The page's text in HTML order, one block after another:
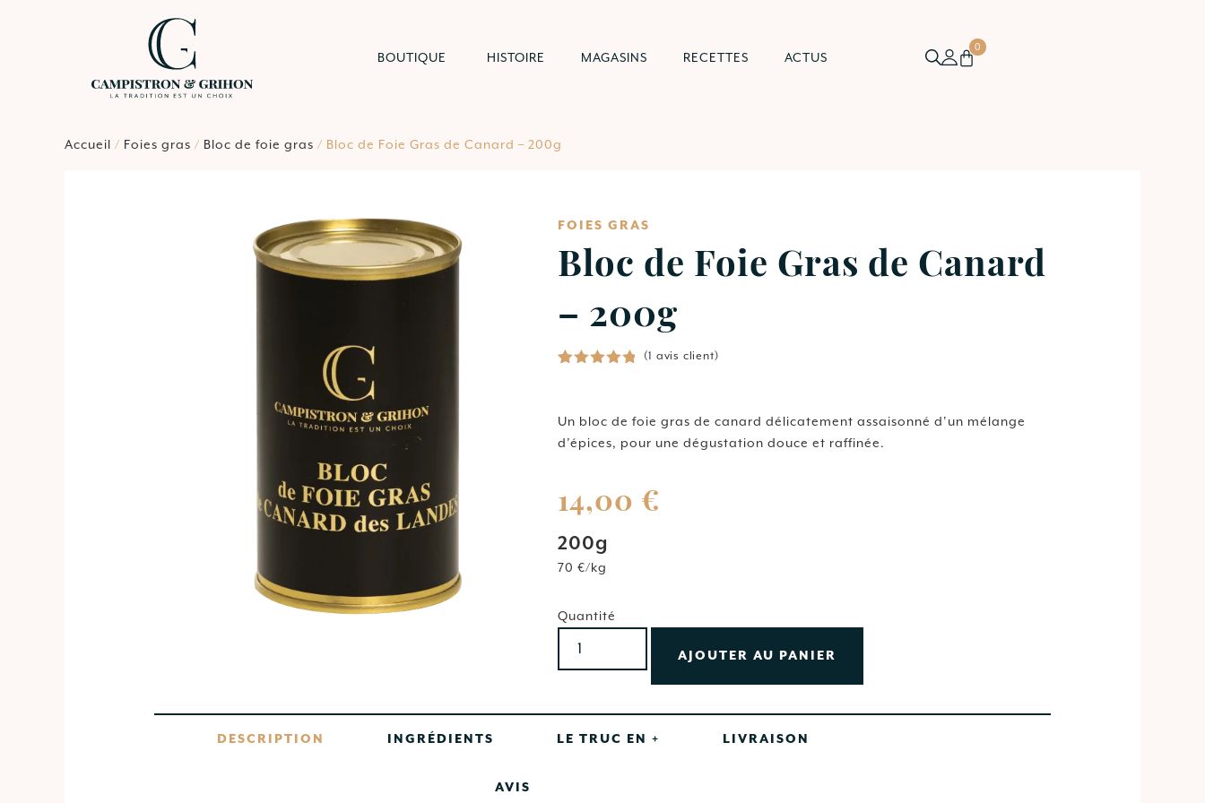
BOUTIQUE HISTOIRE MAGASINS RECETTES ACTUS
0
Accueil / Foies gras / Bloc de foie gras / Bloc de Foie Gras de Canard – 200g
FOIES GRAS
Bloc de Foie Gras de Canard
– 200g
notation
client
(1 avis client)
Un bloc de foie gras de canard délicatement assaisonné d’un mélange
d’épices, pour une dégustation douce et raffinée.
14,00 €
200g
70 €/kg
Quantité
AJOUTER AU PANIER
DESCRIPTION INGRÉDIENTS LE TRUC EN + LIVRAISON
AVIS